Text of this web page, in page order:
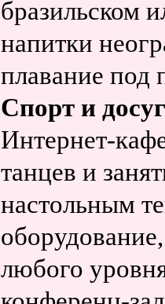
бразильском
напитки
плавание под
Спорт и
Интернет-
танцев и
настольным
любого